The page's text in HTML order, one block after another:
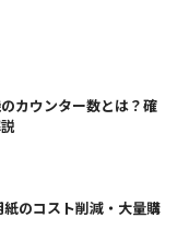
カウンター数とは？確
のコスト削減・大量購